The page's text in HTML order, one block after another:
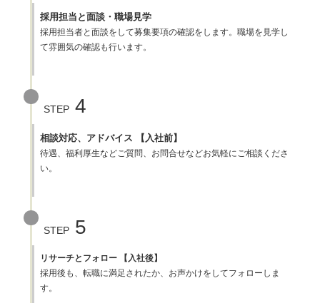
採用担当と面談・職場見学
採用担当者と面談をして募集要項の確認をします。職場を見学し
て雰囲気の確認も行います。
STEP 4
相談対応、アドバイス 【入社前】
待遇、福利厚生などご質問、お問合せなどお気軽にご相談くださ
い。
STEP 5
リサーチとフォロー 【入社後】
採用後も、転職に満足されたか、お声かけをしてフォローしま
す。